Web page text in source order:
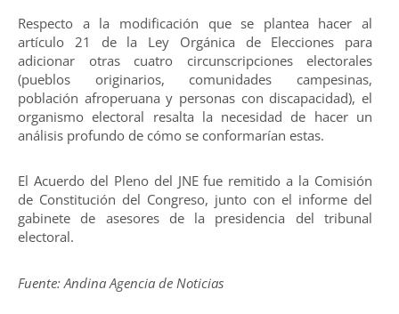
Respecto a la modificación que se plantea hacer al
artículo 21 de la Ley Orgánica de Elecciones para
adicionar otras cuatro circunscripciones electorales
(pueblos originarios, comunidades campesinas,
población afroperuana y personas con discapacidad), el
organismo electoral resalta la necesidad de hacer un
análisis profundo de cómo se conformarían estas.
El Acuerdo del Pleno del JNE fue remitido a la Comisión
de Constitución del Congreso, junto con el informe del
gabinete de asesores de la presidencia del tribunal
electoral.
Fuente: Andina Agencia de Noticias